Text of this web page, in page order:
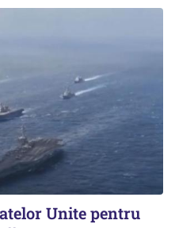
Unite pentru